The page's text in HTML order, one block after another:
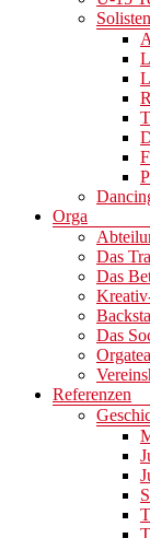
Orga
Das
Das
Das
Referenzen